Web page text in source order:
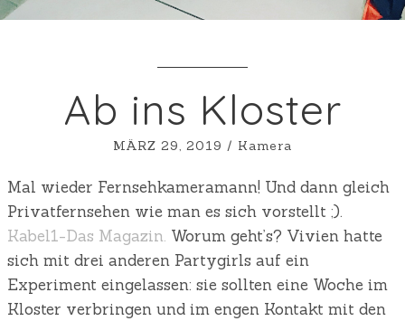
Ab ins Kloster
MÄRZ 29, 2019 / Kamera
Mal wieder Fernsehkameramann! Und dann gleich
Privatfernsehen wie man es sich vorstellt ;).
Kabel1-Das Magazin. Worum geht’s? Vivien hatte
sich mit drei anderen Partygirls auf ein
Experiment eingelassen: sie sollten eine Woche im
Kloster verbringen und im engen Kontakt mit den